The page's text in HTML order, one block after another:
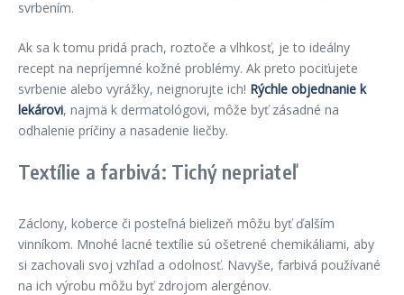
svrbením.
Ak sa k tomu pridá prach, roztoče a vlhkosť, je to ideálny
recept na nepríjemné kožné problémy. Ak preto pociťujete
svrbenie alebo vyrážky, neignorujte ich! Rýchle objednanie k
lekárovi, najmä k dermatológovi, môže byť zásadné na
odhalenie príčiny a nasadenie liečby.
Textílie a farbivá: Tichý nepriateľ
Záclony, koberce či posteľná bielizeň môžu byť ďalším
vinníkom. Mnohé lacné textílie sú ošetrené chemikáliami, aby
si zachovali svoj vzhľad a odolnosť. Navyše, farbivá používané
na ich výrobu môžu byť zdrojom alergénov.